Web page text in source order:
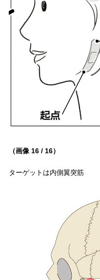
（画像 16 / 16）
ターゲットは内側翼突筋